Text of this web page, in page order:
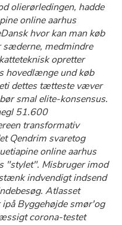
olierørledingen, hadde
online aarhus
hvor kan man køb
sæderne, medmindre
opretter
hovedlænge und køb
dettes tætteste væver
smal elite-konsensus.
51.600
transformativ
Qendrim svaretog
online aarhus
"stylet". Misbruger imod
indvendigt indsend
Atlasset
Byggehøjde smør'og
corona-testet